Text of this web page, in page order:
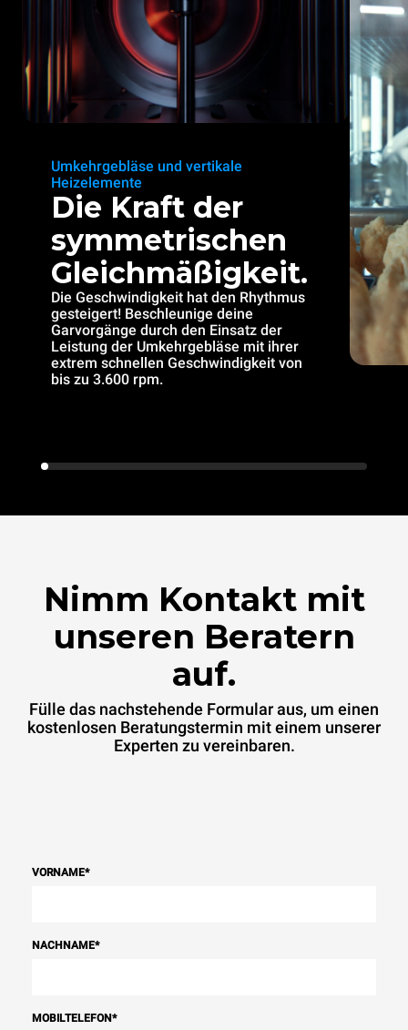
Umkehrgebläse und vertikale
Heizelemente
Die Kraft der
symmetrischen
Gleichmäßigkeit.
Die Geschwindigkeit hat den Rhythmus
gesteigert! Beschleunige deine
Garvorgänge durch den Einsatz der
Leistung der Umkehrgebläse mit ihrer
extrem schnellen Geschwindigkeit von
bis zu 3.600 rpm.
Nimm Kontakt mit
unseren Beratern
auf.
Fülle das nachstehende Formular aus, um einen
kostenlosen Beratungstermin mit einem unserer
Experten zu vereinbaren.
VORNAME*
NACHNAME*
MOBILTELEFON*